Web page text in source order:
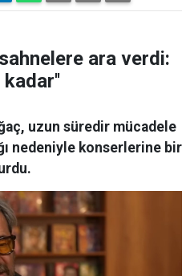
ara verdi:
kadar''
uzun süredir mücadele
nedeniyle konserlerine bir